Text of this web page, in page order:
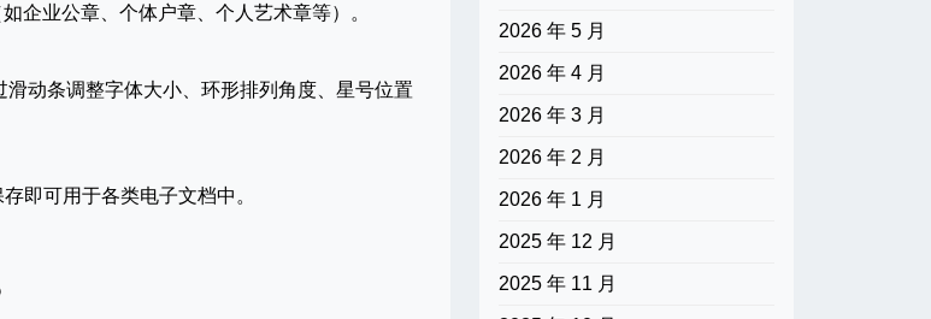
企业公章、个体户章、个人艺术章等）。
动条调整字体大小、环形排列角度、星号位置
即可用于各类电子文档中。
2026 年 5 月
2026 年 4 月
2026 年 3 月
2026 年 2 月
2026 年 1 月
2025 年 12 月
2025 年 11 月